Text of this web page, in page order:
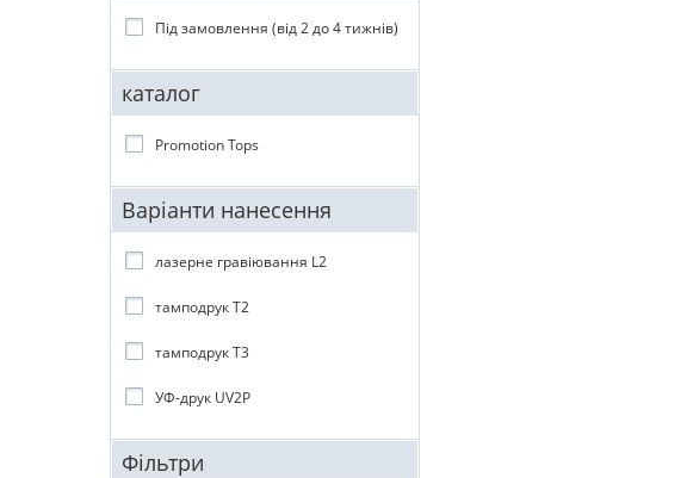
Під замовлення (від 2 до 4 тижнів)
каталог
Promotion Tops
Варіанти нанесення
лазерне гравіювання L2
тамподрук T2
тамподрук T3
УФ-друк UV2P
Фільтри